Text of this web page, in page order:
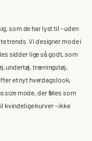
som de har lyst til – uden
trends. Vi designer mode i
sidder lige så godt, som
undertøj, træningstøj,
et nyt hverdagslook,
size mode, der føles som
kvindelige kurver – ikke